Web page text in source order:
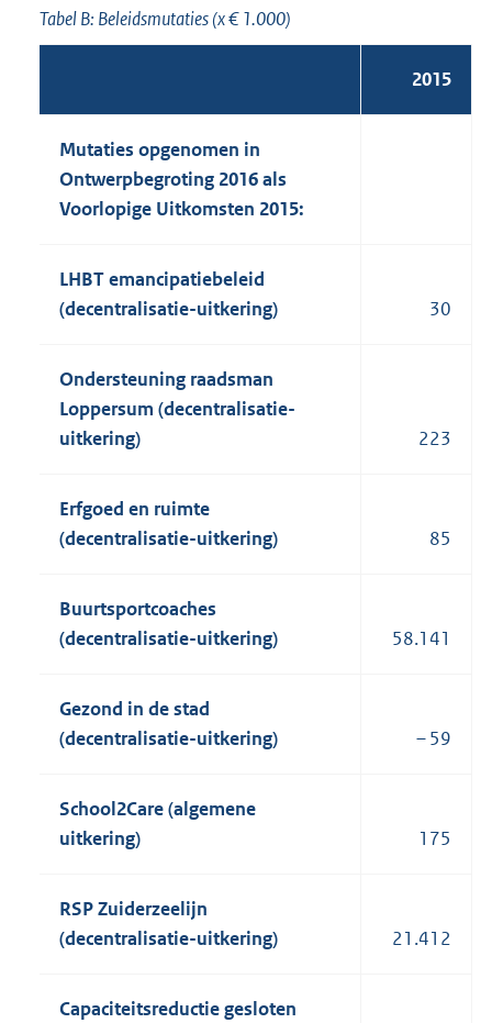
Tabel B: Beleidsmutaties (x € 1.000)
2015
Mutaties opgenomen in
Ontwerpbegroting 2016 als
Voorlopige Uitkomsten 2015:
LHBT emancipatiebeleid
(decentralisatie-uitkering)
30
Ondersteuning raadsman
Loppersum (decentralisatie-
uitkering)
223
Erfgoed en ruimte
(decentralisatie-uitkering)
85
Buurtsportcoaches
(decentralisatie-uitkering)
58.141
Gezond in de stad
(decentralisatie-uitkering)
– 59
School2Care (algemene
uitkering)
175
RSP Zuiderzeelijn
(decentralisatie-uitkering)
21.412
Capaciteitsreductie gesloten